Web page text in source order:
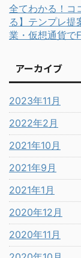
全てわかる！コ
る】テンプレ提
業・仮想通貨で
アーカイブ
2023年11月
2022年2月
2021年10月
2021年9月
2021年1月
2020年12月
2020年11月